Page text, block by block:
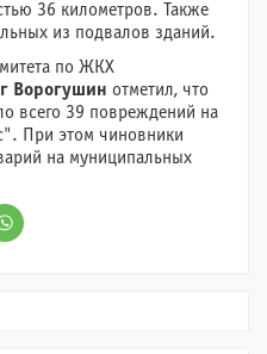
36 километров. Также
из подвалов зданий.
по ЖКХ
Ворогушин отметил, что
всего 39 повреждений на
При этом чиновники
на муниципальных